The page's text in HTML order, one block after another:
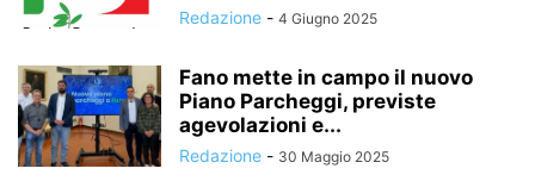
Redazione - 4 Giugno 2025
Fano mette in campo il nuovo
Piano Parcheggi, previste
agevolazioni e...
Redazione - 30 Maggio 2025